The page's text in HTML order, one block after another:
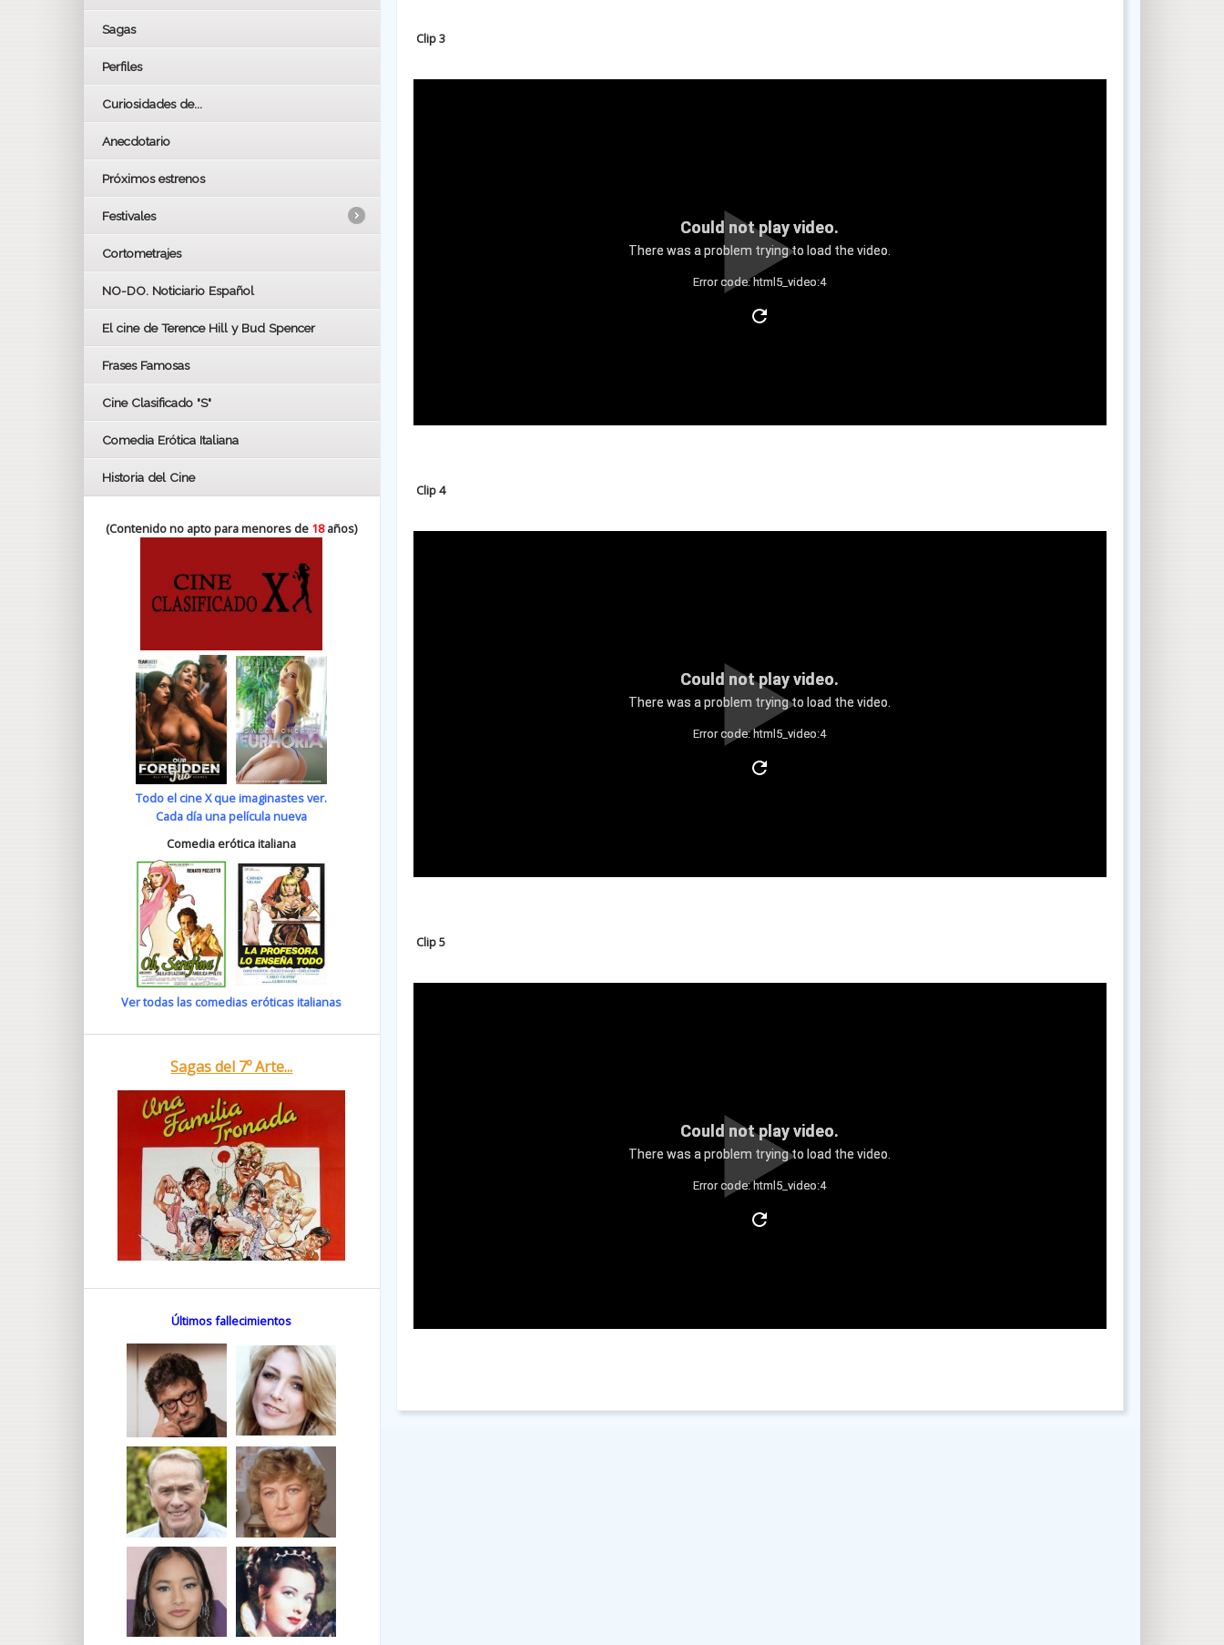
Clip 3
Could not play video.
There was a problem trying to load the video.
Error code: html5_video:4
Clip 4
Could not play video.
There was a problem trying to load the video.
Error code: html5_video:4
Clip 5
Could not play video.
There was a problem trying to load the video.
Error code: html5_video:4
Sagas
Perfiles
Curiosidades de...
Anecdotario
Próximos estrenos
Festivales
LOS OSCARS
BAFTA
Cortometrajes
NO-DO. Noticiario Español
El cine de Terence Hill y Bud Spencer
Frases Famosas
Cine Clasificado "S"
Comedia Erótica Italiana
Historia del Cine
(Contenido no apto para menores de 18años)
Todo el cine X que imaginastes ver.
Cada día una película nueva
Comedia erótica italiana
Ver todas las comedias eróticas italianas
Sagas del 7º Arte...
Últimos fallecimientos